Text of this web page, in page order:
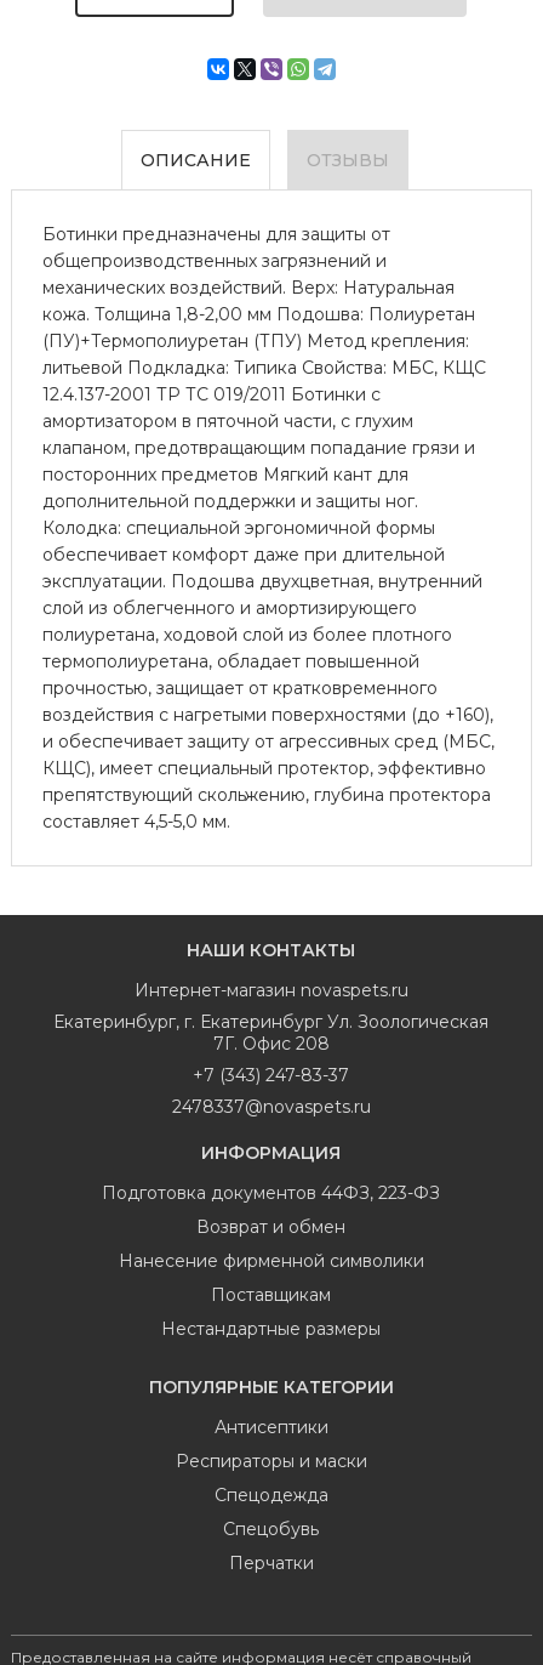
ОПИСАНИЕ ОТЗЫВЫ
Ботинки предназначены для защиты от
общепроизводственных загрязнений и
механических воздействий. Верх: Натуральная
кожа. Толщина 1,8-2,00 мм Подошва: Полиуретан
(ПУ)+Термополиуретан (ТПУ) Метод крепления:
литьевой Подкладка: Типика Свойства: МБС, КЩС
12.4.137-2001 ТР ТС 019/2011 Ботинки с
амортизатором в пяточной части, с глухим
клапаном, предотвращающим попадание грязи и
посторонних предметов Мягкий кант для
дополнительной поддержки и защиты ног.
Колодка: специальной эргономичной формы
обеспечивает комфорт даже при длительной
эксплуатации. Подошва двухцветная, внутренний
слой из облегченного и амортизирующего
полиуретана, ходовой слой из более плотного
термополиуретана, обладает повышенной
прочностью, защищает от кратковременного
воздействия с нагретыми поверхностями (до +160),
и обеспечивает защиту от агрессивных сред (МБС,
КЩС), имеет специальный протектор, эффективно
препятствующий скольжению, глубина протектора
составляет 4,5-5,0 мм.
НАШИ КОНТАКТЫ
Интернет-магазин novaspets.ru
Екатеринбург, г. Екатеринбург Ул. Зоологическая
7Г. Офис 208
+7 (343) 247-83-37
2478337@novaspets.ru
ИНФОРМАЦИЯ
Подготовка документов 44ФЗ, 223-ФЗ
Возврат и обмен
Нанесение фирменной символики
Поставщикам
Нестандартные размеры
ПОПУЛЯРНЫЕ КАТЕГОРИИ
Антисептики
Респираторы и маски
Спецодежда
Спецобувь
Перчатки
Предоставленная на сайте информация несёт справочный